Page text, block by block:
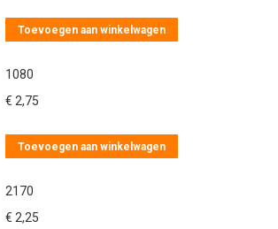
was: is:
Toevoegen aan winkelwagen
1080
€ 2,75
Toevoegen aan winkelwagen
2170
€ 2,25